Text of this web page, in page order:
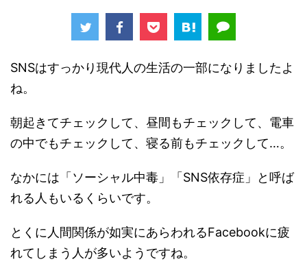
SNSはすっかり現代人の生活の一部になりましたよ
ね。
朝起きてチェックして、昼間もチェックして、電車
の中でもチェックして、寝る前もチェックして…。
なかには「ソーシャル中毒」「SNS依存症」と呼ば
れる人もいるくらいです。
とくに人間関係が如実にあらわれるFacebookに疲
れてしまう人が多いようですね。